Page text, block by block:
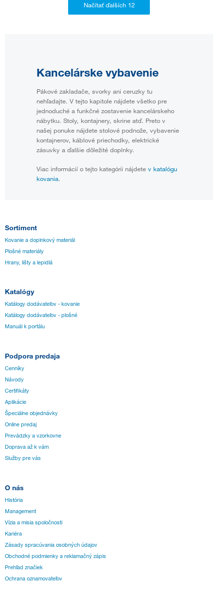
Kancelárske vybavenie
Pákové zakladače, svorky ani ceruzky tu
nehľadajte. V tejto kapitole nájdete všetko pre
jednoduché a funkčné zostavenie kancelárskeho
nábytku. Stoly, kontajnery, skrine atď. Preto v
našej ponuke nájdete stolové podnože, vybavenie
kontajnerov, káblové priechodky, elektrické
zásuvky a ďalšie dôležité doplnky.
Viac informácií o tejto kategórii nájdete v katalógu
kovania.
Sortiment
Kovanie a doplnkový materiál
Plošné materiály
Hrany, lišty a lepidlá
Katalógy
Katálogy dodávateľov - kovanie
Katálogy dodávateľov - plošné
Manuál k portálu
Podpora predaja
Cenníky
Návody
Certifikáty
Aplikácie
Špeciálne objednávky
Online predaj
Prevádzky a vzorkovne
Doprava až k vám
Služby pre vás
O nás
História
Management
Vízia a misia spoločnosti
Kariéra
Zásady spracúvania osobných údajov
Obchodné podmienky a reklamačný zápis
Prehľad značiek
Ochrana oznamovateľov